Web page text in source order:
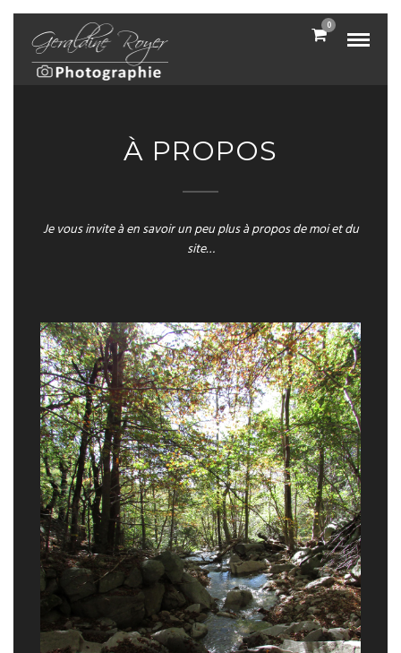
0
À PROPOS
Je vous invite à en savoir un peu plus à propos de moi et du
site…